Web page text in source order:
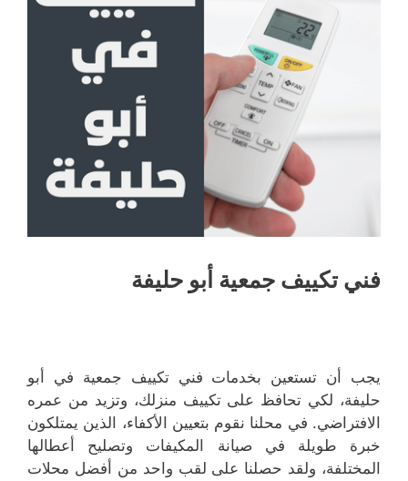
فني تكييف جمعية أبو حليفة
يجب أن تستعين بخدمات فني تكييف جمعية في أبو
حليفة، لكي تحافظ على تكييف منزلك، وتزيد من عمره
الافتراضي. في محلنا نقوم بتعيين الأكفاء، الذين يمتلكون
خبرة طويلة في صيانة المكيفات وتصليح أعطالها
المختلفة، ولقد حصلنا على لقب واحد من أفضل محلات